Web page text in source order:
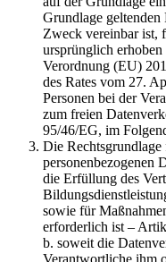
Grundlage
Zweck vereinbar ist,
ursprünglich
Verordnung (EU)
des Rates vom 27.
Personen bei der
zum freien
95/46/EG, im
Die
personenbezogenen
die Erfüllung des
sowie für
erforderlich ist –
b. soweit die
Verantwortliche ihm